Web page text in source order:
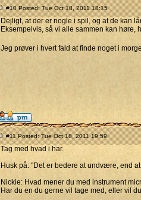
#10 Posted: Tue Oct 18, 2011 18:15
Dejligt, at der er nogle i spil, og at de kan
Eksempelvis, så vi alle sammen kan
Jeg prøver i hvert fald at finde noget i
#11 Posted: Tue Oct 18, 2011 19:59
Tag med hvad i har.
Husk på: "Det er bedere at undvære, end
Nickie: Hvad mener du med instrument
Har du en du gerne vil tage med, eller vil